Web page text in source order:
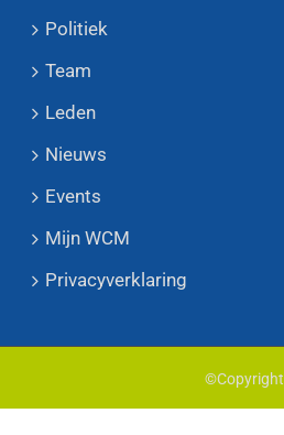
Politiek
Team
Leden
Nieuws
Events
Mijn WCM
Privacyverklaring
©Copyright